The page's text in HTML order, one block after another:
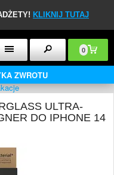
KLIKNIJ TUTAJ
0
ZWROTU
ULTRA-
DO IPHONE 14